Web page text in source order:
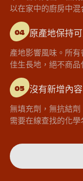
以在家中的廚房中混
04 原產地保持
產地影響風味。所
佳生長地，絕不商品
05 沒有新增內容
無填充劑，無抗結
需要在線查找的化學